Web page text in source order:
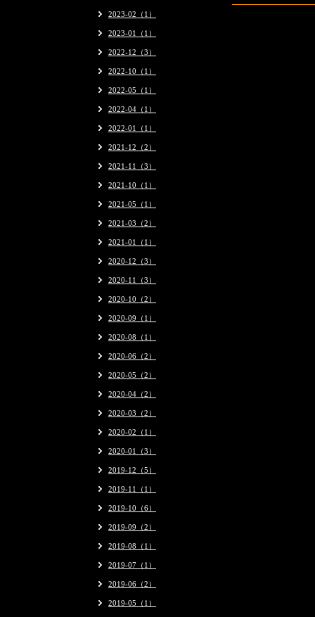
2023-02（1）
2023-01（1）
2022-12（3）
2022-10（1）
2022-05（1）
2022-04（1）
2022-01（1）
2021-12（2）
2021-11（3）
2021-10（1）
2021-05（1）
2021-03（2）
2021-01（1）
2020-12（3）
2020-11（3）
2020-10（2）
2020-09（1）
2020-08（1）
2020-06（2）
2020-05（2）
2020-04（2）
2020-03（2）
2020-02（1）
2020-01（3）
2019-12（5）
2019-11（1）
2019-10（6）
2019-09（2）
2019-08（1）
2019-07（1）
2019-06（2）
2019-05（1）